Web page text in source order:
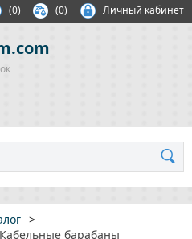
(0) (0) Личный кабинет
>
Кабельные барабаны